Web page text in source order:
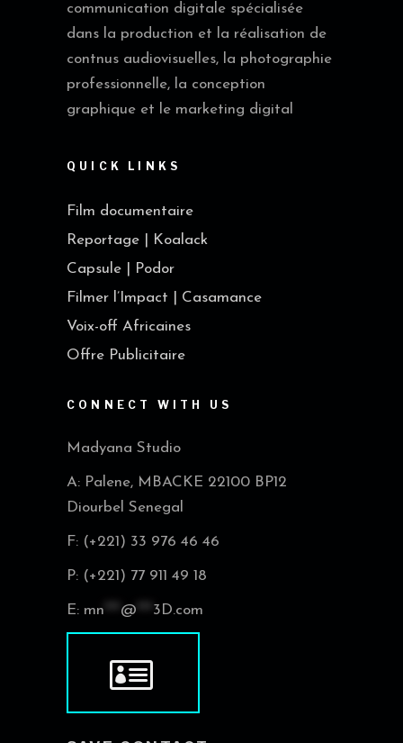
communication digitale spécialisée
dans la production et la réalisation de
contnus audiovisuelles, la photographie
professionnelle, la conception
graphique et le marketing digital
QUICK LINKS
Film documentaire
Reportage | Koalack
Capsule | Podor
Filmer l’Impact | Casamance
Voix-off Africaines
Offre Publicitaire
CONNECT WITH US
Madyana Studio
A: Palene, MBACKE 22100 BP12
Diourbel Senegal
F: (+221) 33 976 46 46
P: (+221) 77 911 49 18
E: mn *** @ *** 3D.com